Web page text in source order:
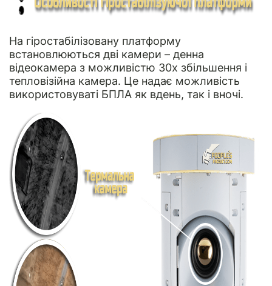
На гіростабілізовану платформу
встановлюються дві камери – денна
відеокамера з можливістю 30х збільшення і
тепловізійна камера. Це надає можливість
використовуваті БПЛА як вдень, так і вночі.